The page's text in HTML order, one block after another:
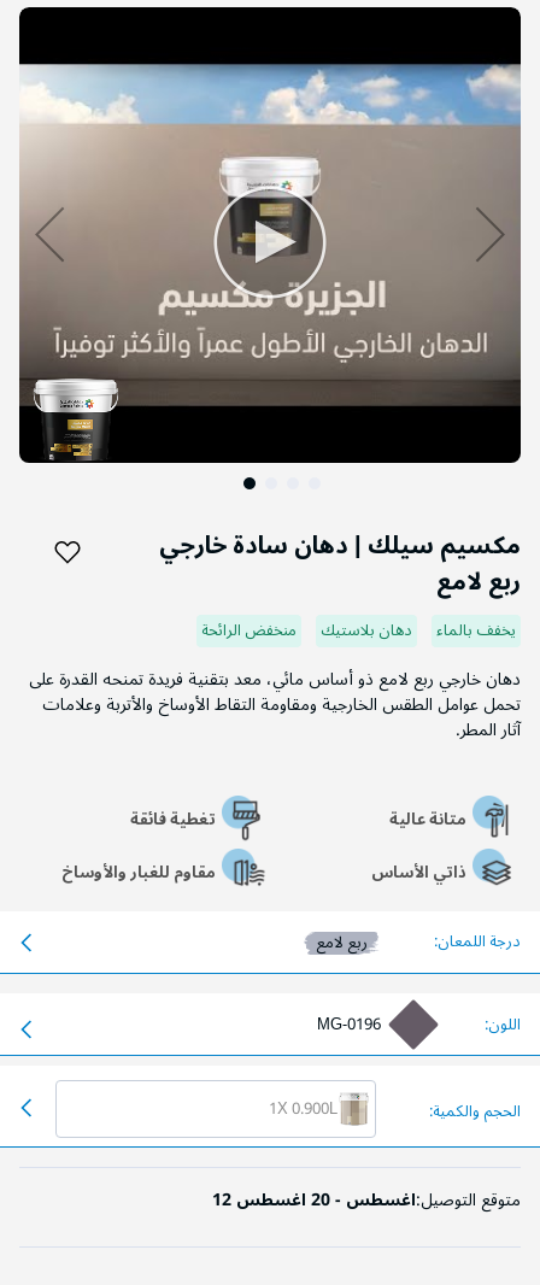
مكسيم سيلك | دهان سادة خارجي
ربع لامع
يخفف بالماء دهان بلاستيك منخفض الرائحة
دهان خارجي ربع لامع ذو أساس مائي، معد بتقنية فريدة تمنحه القدرة على
تحمل عوامل الطقس الخارجية ومقاومة التقاط الأوساخ والأتربة وعلامات
آثار المطر.
متانة عالية
تغطية فائقة
ذاتي الأساس
مقاوم للغبار والأوساخ
درجة اللمعان: ربع لامع
اللون: MG-0196
الحجم والكمية: 1X 0.900L
متوقع التوصيل:12 اغسطس - 20 اغسطس
التخطي
نهاية
معرض
الصور
إلى
بداية
معرض
الصور